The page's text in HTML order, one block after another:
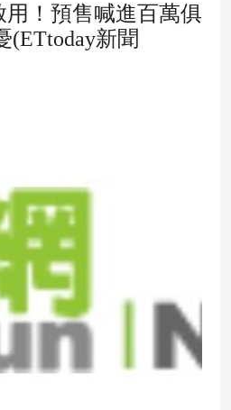
！預售喊進百萬俱
(ETtoday新聞